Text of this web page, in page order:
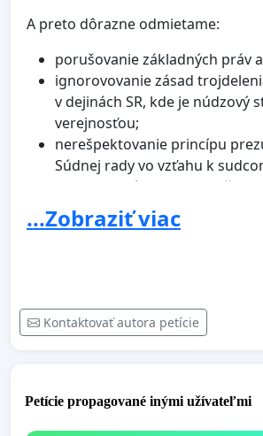
A preto dôrazne odmietame:
porušovanie základných práv
ignorovovanie zásad
v dejinách SR, kde je
verejnosťou;
nerešpektovanie princípu
Súdnej rady vo vzťahu k
predsedu Súdnej rady počas
permanentné očierňovanie
zneužívanie núdzového stavu
diskriminovanie občanov s
slova nesmie byť limitovaná
zákonným spôsobom;
...Zobraziť viac
Kontaktovať autora petície
Petície propagované inými užívateľmi